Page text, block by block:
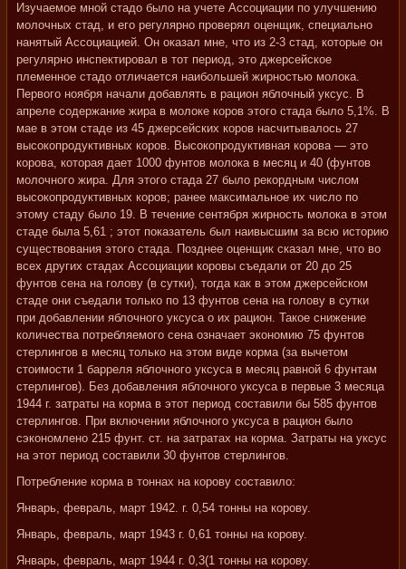
Изучаемое мной стадо было на учете Ассоциации по улучшению
молочных стад, и его регулярно проверял оценщик, специально
нанятый Ассоциацией. Он оказал мне, что из 2-3 стад, которые он
регулярно инспектировал в тот период, это джерсейское
племенное стадо отличается наибольшей жирностью молока.
Первого ноября начали добавлять в рацион яблочный уксус. В
апреле содержание жира в молоке коров этого стада было 5,1%. В
мае в этом стаде из 45 джерсейских коров насчитывалось 27
высокопродуктивных коров. Высокопродуктивная корова — это
корова, которая дает 1000 фунтов молока в месяц и 40 (фунтов
молочного жира. Для этого стада 27 было рекордным числом
высокопродуктивных коров; ранее максимальное их число по
этому стаду было 19. В течение сентября жирность молока в этом
стаде была 5,61 ; этот показатель был наивысшим за всю историю
существования этого стада. Позднее оценщик сказал мне, что во
всех других стадах Ассоциации коровы съедали от 20 до 25
фунтов сена на голову (в сутки), тогда как в этом джерсейском
стаде они съедали только по 13 фунтов сена на голову в сутки
при добавлении яблочного уксуса о их рацион. Такое снижение
количества потребляемого сена означает экономию 75 фунтов
стерлингов в месяц только на этом виде корма (за вычетом
стоимости 1 барреля яблочного уксуса в месяц равной 6 фунтам
стерлингов). Без добавления яблочного уксуса в первые 3 месяца
1944 г. затраты на корма в этот период составили бы 585 фунтов
стерлингов. При включении яблочного уксуса в рацион было
сэкономлено 215 фунт. ст. на затратах на корма. Затраты на уксус
на этот период составили 30 фунтов стерлингов.
Потребление корма в тоннах на корову составило:
Январь, февраль, март 1942. г. 0,54 тонны на корову.
Январь, февраль, март 1943 г. 0,61 тонны на корову.
Январь, февраль, март 1944 г. 0,3(1 тонны на корову.